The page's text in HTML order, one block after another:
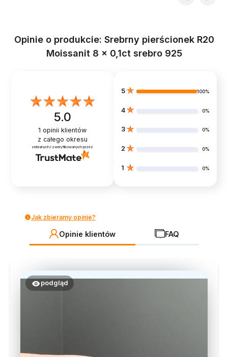
Opinie o produkcie: Srebrny pierścionek R20
Moissanit 8 x 0,1ct srebro 925
5.0
1 opinii klientów
z całego okresu
zebranych i zweryfikowanych przez
5 100%
4 0%
3 0%
2 0%
1 0%
Jak zbieramy opinie?
Opinie klientów FAQ
podgląd